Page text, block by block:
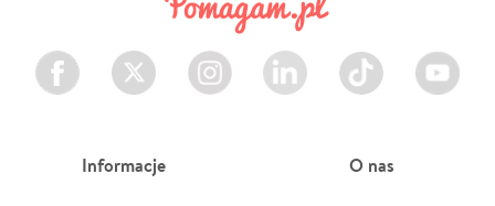
Facebook Twitter Instagram LinkedIn TikTok Youtube
Informacje O nas